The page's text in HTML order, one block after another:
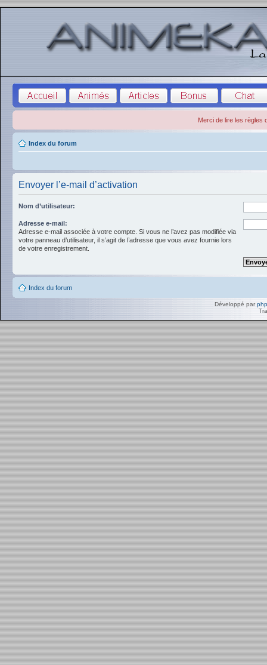
Merci de lire les règles
Index du forum
Envoyer l’e-mail d’activation
Nom d’utilisateur:
Adresse e-mail:
Adresse e-mail associée à votre compte. Si vous ne l’avez pas modifiée via
votre panneau d’utilisateur, il s’agit de l’adresse que vous avez fournie lors
de votre enregistrement.
Index du forum
Développé par